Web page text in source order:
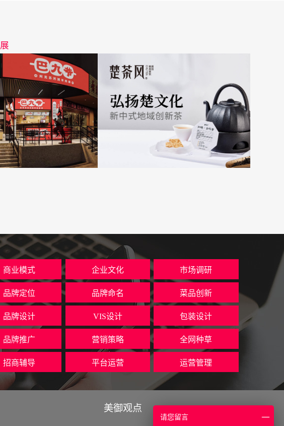
商业模式 企业文化 市场调研
品牌定位 品牌命名 菜品创新
品牌设计 VIS设计 包装设计
品牌推广 营销策略 全网种草
招商辅导 平台运营 运营管理
美御观点
请您留言